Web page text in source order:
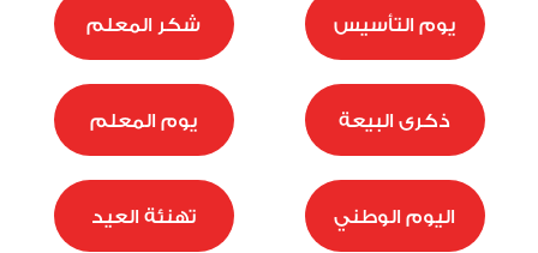
يوم التأسيس شكر المعلم
ذكرى البيعة يوم المعلم
اليوم الوطني تهنئة العيد